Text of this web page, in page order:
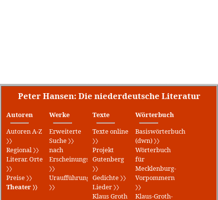
Peter Hansen: Die niederdeutsche Literatur
Autoren
Autoren A-Z
〉〉
Regional 〉〉
Literar. Orte
〉〉
Preise 〉〉
Theater 〉〉
Werke
Erweiterte
Suche 〉〉
nach
Erscheinungsjahr
〉〉
Uraufführungen
〉〉
Texte
Texte online
〉〉
Projekt
Gutenberg
〉〉
Gedichte 〉〉
Lieder 〉〉
Klaus Groth
Wörterbuch
Basiswörterbuch
(dwn) 〉〉
Wörterbuch
für
Mecklenburg-
Vorpommern
〉〉
Klaus-Groth-